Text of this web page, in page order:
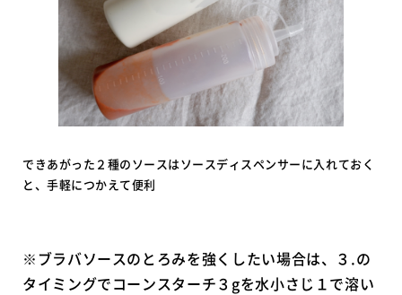
できあがった２種のソースはソースディスペンサーに入れておく
と、手軽につかえて便利
※ブラバソースのとろみを強くしたい場合は、３.の
タイミングでコーンスターチ３gを水小さじ１で溶い